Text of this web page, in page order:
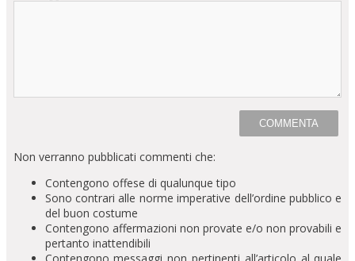
Non verranno pubblicati commenti che:
Contengono offese di qualunque tipo
Sono contrari alle norme imperative dell’ordine pubblico e
del buon costume
Contengono affermazioni non provate e/o non provabili e
pertanto inattendibili